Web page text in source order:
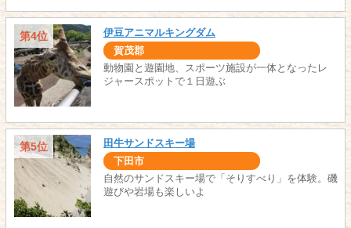
第4位 伊豆アニマルキングダム
賀茂郡
動物園と遊園地、スポーツ施設が一体となったレ
ジャースポットで１日遊ぶ
第5位 田牛サンドスキー場
下田市
自然のサンドスキー場で「そりすべり」を体験。磯
遊びや岩場も楽しいよ